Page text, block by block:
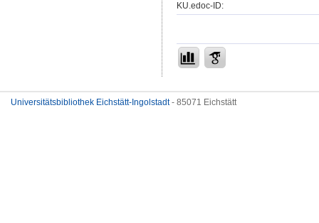
KU.edoc-ID:
Universitätsbibliothek Eichstätt-Ingolstadt- 85071 Eichstätt